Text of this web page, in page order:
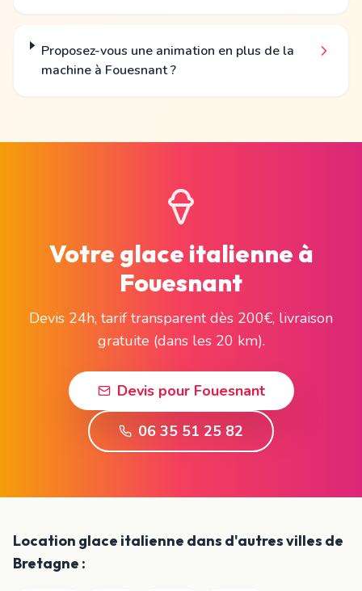
Proposez-vous une animation en plus de la
machine à Fouesnant ?
Votre glace italienne à
Fouesnant
Devis 24h, tarif transparent dès 200€, livraison
gratuite (dans les 20 km).
Devis pour Fouesnant
06 35 51 25 82
Location glace italienne dans d'autres villes de
Bretagne :